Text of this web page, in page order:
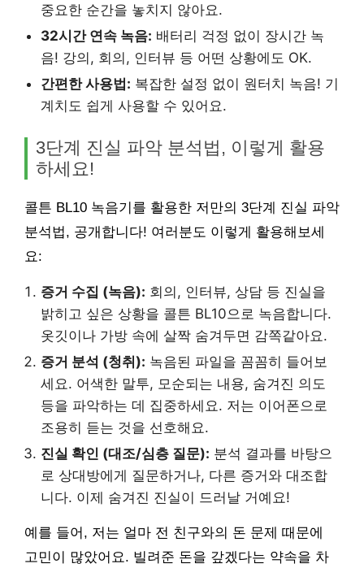
중요한 순간을 놓치지 않아요.
32시간 연속 녹음: 배터리 걱정 없이 장시간 녹
음! 강의, 회의, 인터뷰 등 어떤 상황에도 OK.
간편한 사용법: 복잡한 설정 없이 원터치 녹음! 기
계치도 쉽게 사용할 수 있어요.
3단계 진실 파악 분석법, 이렇게 활용
하세요!
콜튼 BL10 녹음기를 활용한 저만의 3단계 진실 파악
분석법, 공개합니다! 여러분도 이렇게 활용해보세
요:
증거 수집 (녹음): 회의, 인터뷰, 상담 등 진실을
밝히고 싶은 상황을 콜튼 BL10으로 녹음합니다.
옷깃이나 가방 속에 살짝 숨겨두면 감쪽같아요.
증거 분석 (청취): 녹음된 파일을 꼼꼼히 들어보
세요. 어색한 말투, 모순되는 내용, 숨겨진 의도
등을 파악하는 데 집중하세요. 저는 이어폰으로
조용히 듣는 것을 선호해요.
진실 확인 (대조/심층 질문): 분석 결과를 바탕으
로 상대방에게 질문하거나, 다른 증거와 대조합
니다. 이제 숨겨진 진실이 드러날 거예요!
예를 들어, 저는 얼마 전 친구와의 돈 문제 때문에
고민이 많았어요. 빌려준 돈을 갚겠다는 약속을 차